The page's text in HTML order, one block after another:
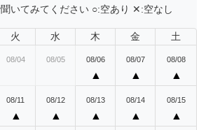
いてみてください ○:空あり ✕:空なし
火 水 木 金 土
08/04 08/05 08/06
▲
08/07
▲
08/08
▲
08/11
▲
08/12
▲
08/13
▲
08/14
▲
08/15
▲